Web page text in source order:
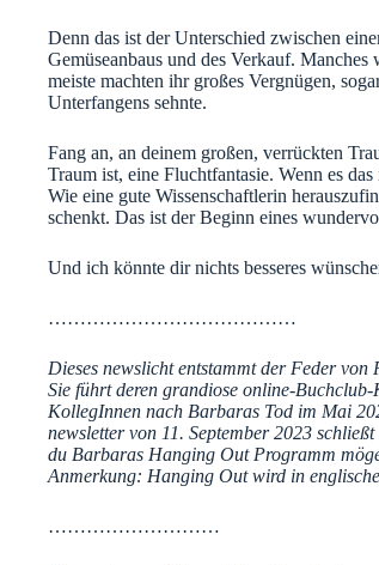
Denn das ist der Unterschied zwischen
Gemüseanbaus und des Verkauf.
meiste machten ihr großes Vergnügen,
Unterfangens sehnte.
Fang an, an deinem großen, verrückten
Traum ist, eine Fluchtfantasie. Wenn es
Wie eine gute Wissenschaftlerin
schenkt. Das ist der Beginn eines
Und ich könnte dir nichts besseres
…………………………………
Dieses newslicht entstammt der Feder
Sie führt deren grandiose online-
KollegInnen nach Barbaras Tod im Mai
newsletter von 11. September 2023
du Barbaras Hanging Out Programm
Anmerkung: Hanging Out wird in
………………………